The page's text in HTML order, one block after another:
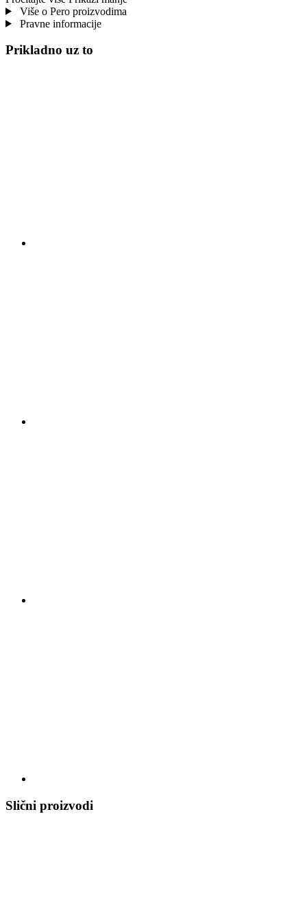
Više o Pero proizvodima
Pravne informacije
Prikladno uz to
Slični proizvodi